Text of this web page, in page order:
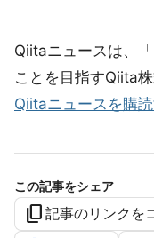
Qiitaニュースは、「
ことを目指すQiita
Qiitaニュースを購
この記事をシェア
content_copy 記事のリンクを